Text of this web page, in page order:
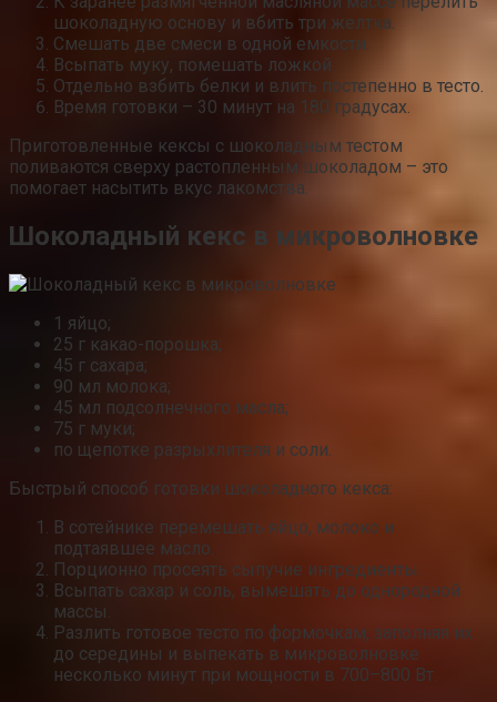
шоколадную основу и вбить три желтка.
Смешать две смеси в одной емкости.
Всыпать муку, помешать ложкой.
Отдельно взбить белки и влить постепенно в тесто.
Время готовки – 30 минут на 180 градусах.
Приготовленные кексы с шоколадным тестом
поливаются сверху растопленным шоколадом – это
помогает насытить вкус лакомства.
Шоколадный кекс в микроволновке
1 яйцо;
25 г какао-порошка;
45 г сахара;
90 мл молока;
45 мл подсолнечного масла;
75 г муки;
по щепотке разрыхлителя и соли.
Быстрый способ готовки шоколадного кекса:
В сотейнике перемешать яйцо, молоко и
подтаявшее масло.
Порционно просеять сыпучие ингредиенты.
Всыпать сахар и соль, вымешать до однородной
массы.
Разлить готовое тесто по формочкам, заполняя их
до середины и выпекать в микроволновке
несколько минут при мощности в 700–800 Вт.